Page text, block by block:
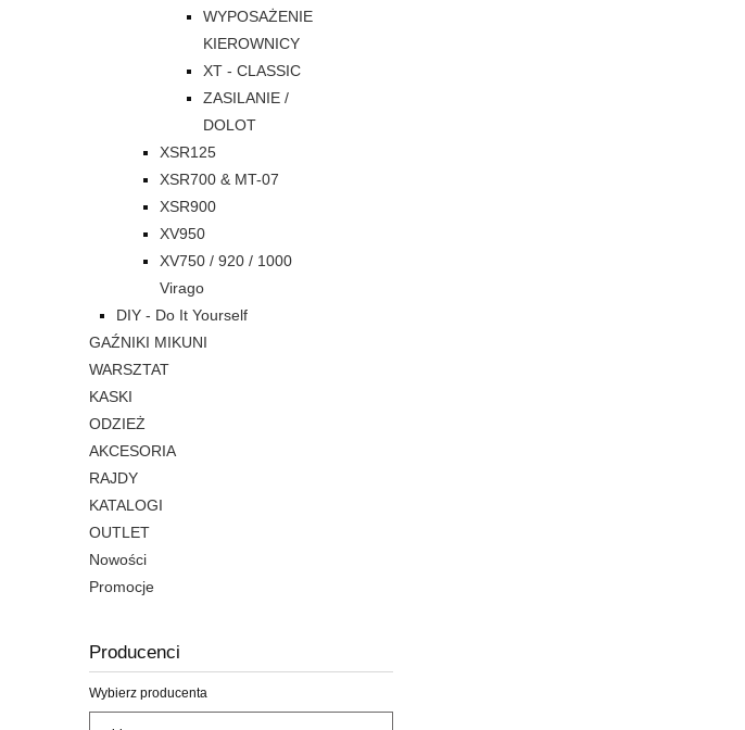
WYPOSAŻENIE
KIEROWNICY
XT - CLASSIC
ZASILANIE /
DOLOT
XSR125
XSR700 & MT-07
XSR900
XV950
XV750 / 920 / 1000
Virago
DIY - Do It Yourself
GAŹNIKI MIKUNI
WARSZTAT
KASKI
ODZIEŻ
AKCESORIA
RAJDY
KATALOGI
OUTLET
Nowości
Promocje
Producenci
Wybierz producenta